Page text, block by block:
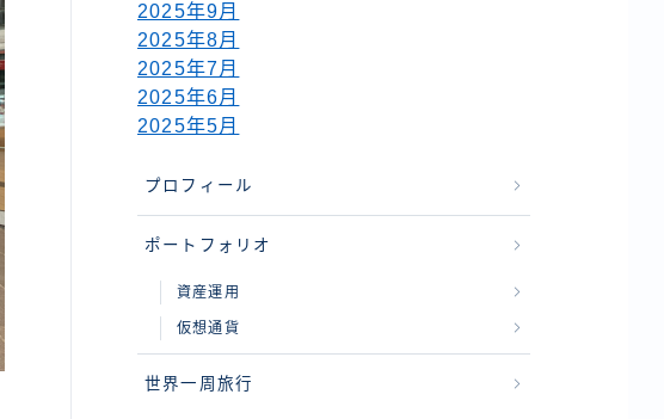
2025年9月
2025年8月
2025年7月
2025年6月
2025年5月
プロフィール
ポートフォリオ
資産運用
仮想通貨
世界一周旅行